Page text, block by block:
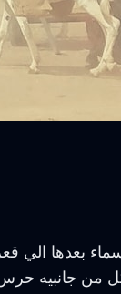
بعدها
من جانبيه